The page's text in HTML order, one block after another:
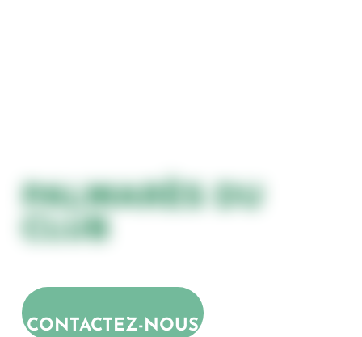
PALMARÈS DU
CLUB
CONTACTEZ-NOUS